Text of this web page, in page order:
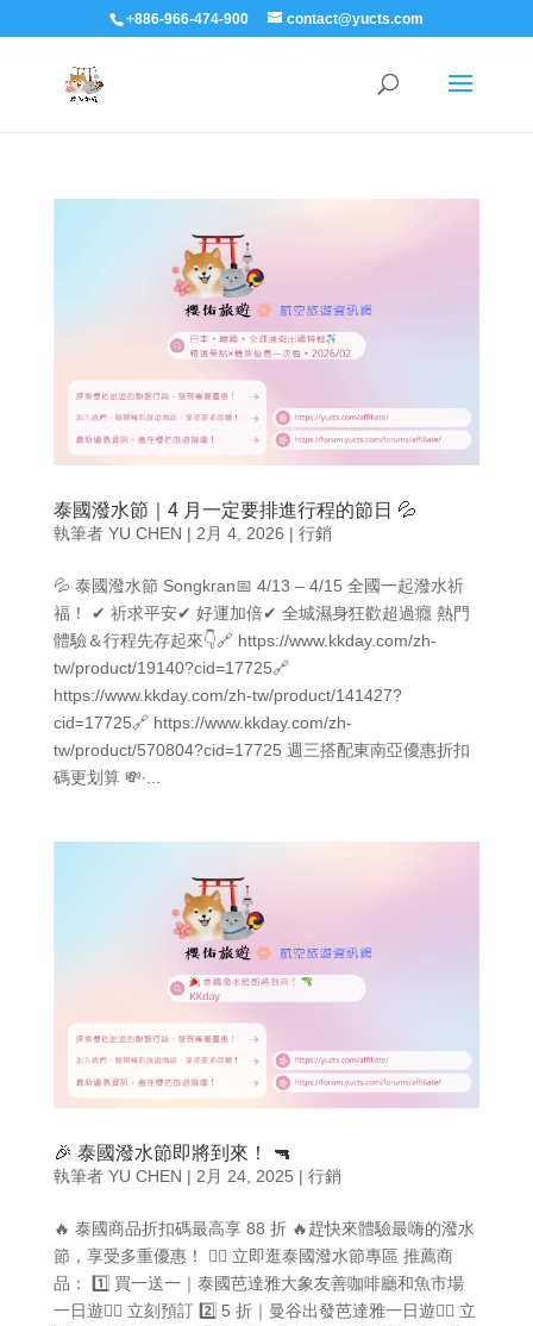
+886-966-474-900 contact@yucts.com
泰國潑水節｜4 月一定要排進行程的節日 💦
執筆者 YU CHEN | 2月 4, 2026 | 行銷
💦 泰國潑水節 Songkran📅 4/13 – 4/15 全國一起潑水祈
福！ ✔ 祈求平安✔ 好運加倍✔ 全城濕身狂歡超過癮 熱門
體驗＆行程先存起來👇🔗 https://www.kkday.com/zh-
tw/product/19140?cid=17725🔗
https://www.kkday.com/zh-tw/product/141427?
cid=17725🔗 https://www.kkday.com/zh-
tw/product/570804?cid=17725 週三搭配東南亞優惠折扣
碼更划算 💸∙...
🎉 泰國潑水節即將到來！ 🔫
執筆者 YU CHEN | 2月 24, 2025 | 行銷
🔥 泰國商品折扣碼最高享 88 折 🔥趕快來體驗最嗨的潑水
節，享受多重優惠！ 👉🏻 立即逛泰國潑水節專區 推薦商
品： 1️⃣ 買一送一｜泰國芭達雅大象友善咖啡廳和魚市場
一日遊👉🏻 立刻預訂 2️⃣ 5 折｜曼谷出發芭達雅一日遊👉🏻 立